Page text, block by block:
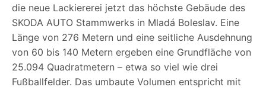
die neue Lackiererei jetzt das höchste Gebäude des
SKODA AUTO Stammwerks in Mladá Boleslav. Eine
Länge von 276 Metern und eine seitliche Ausdehnung
von 60 bis 140 Metern ergeben eine Grundfläche von
25.094 Quadratmetern – etwa so viel wie drei
Fußballfelder. Das umbaute Volumen entspricht mit